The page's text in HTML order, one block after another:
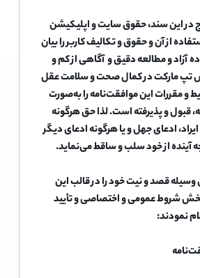
در این سند، حقوق سایت و اپلیکیشن
از آن و حقوق و تکالیف کاربر را بیان
آزاد و مطالعه دقیق و آگاهی از کم و
تپ مارکت در کمال صحت و سلامت عقل
و مقررات این موافقت‌نامه را به‌صورت
قبول و پذیرفته است. لذا حق هرگونه
ادعای جهل و یا هرگونه ادعای دیگر
آینده از خود سلب و ساقط می‌نماید.
وسیله قصد و نیت خود را در قالب این
شروط عمومی و اختصاصی و تأیید
نمودند: